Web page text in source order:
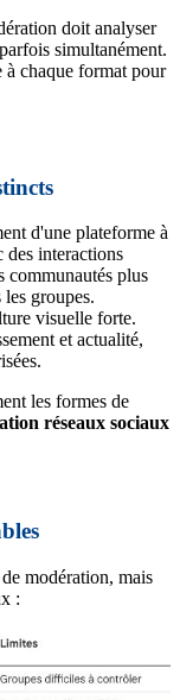
doit analyser
simultanément.
à chaque format pour
d'une plateforme à
interactions
communautés plus
les groupes.
visuelle forte.
et actualité,
les formes de
réseaux sociaux
modération, mais
: